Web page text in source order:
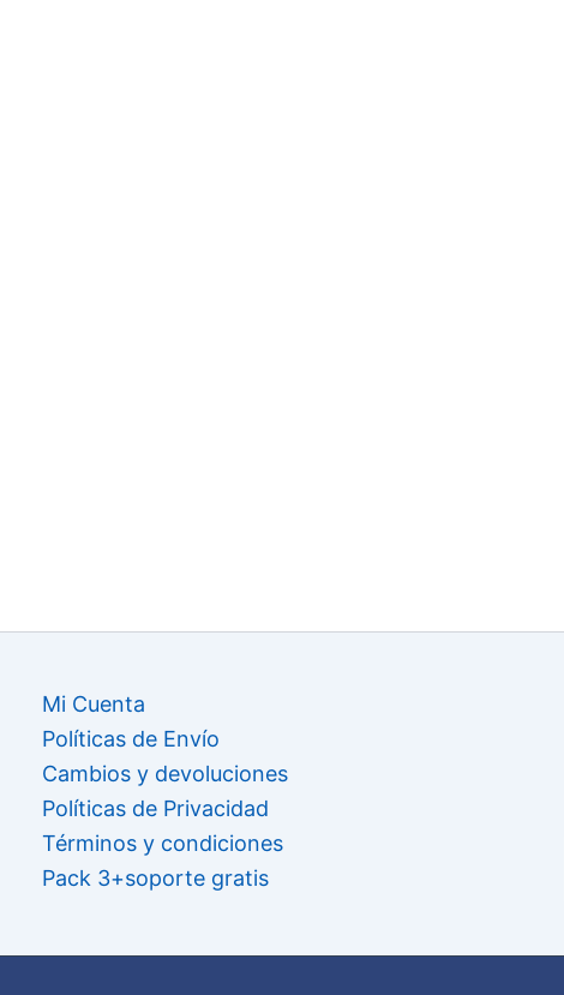
Mi Cuenta
Políticas de Envío
Cambios y devoluciones
Políticas de Privacidad
Términos y condiciones
Pack 3+soporte gratis